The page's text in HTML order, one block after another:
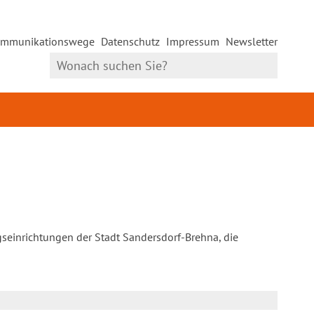
Datenschutz Impressum Newsletter
der Stadt Sandersdorf-Brehna, die